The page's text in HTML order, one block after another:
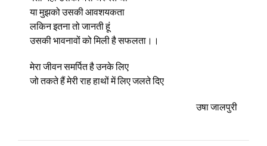
या मुझको उसकी आवशयकता
लकिन इतना तो जानती हूं
उसकी भावनावों को मिली है सफलता।।
मेरा जीवन समर्पित है उनके लिए
जो तकते हैं मेरी राह हाथों में लिए जलते दिए
उषा जालपुरी